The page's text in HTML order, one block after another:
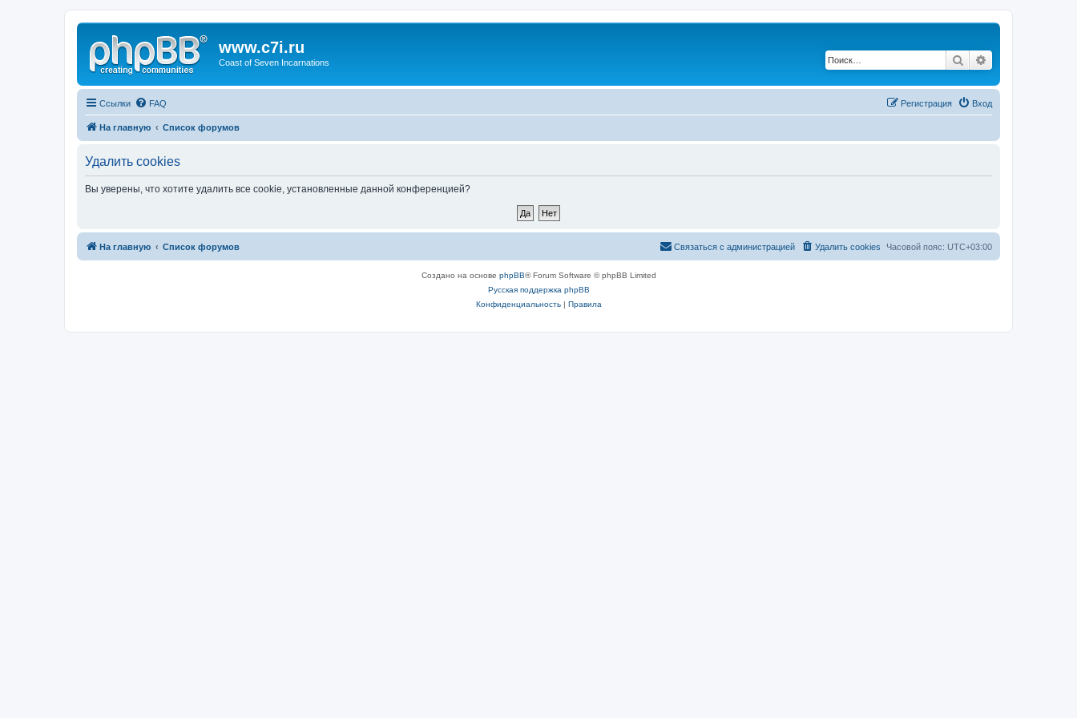
www.c7i.ru
Coast of Seven Incarnations Поиск
Ссылки FAQ Вход
Регистрация
На главную Список форумов
Удалить cookies
Вы уверены, что хотите удалить все cookie, установленные данной конференцией?
На главную Список форумов Часовой пояс: UTC+03:00
Удалить cookies
Связаться с администрацией
Создано на основе phpBB® Forum Software © phpBB Limited
Русская поддержка phpBB
Конфиденциальность| Правила